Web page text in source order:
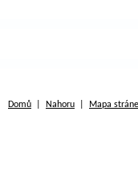
Domů Nahoru Mapa